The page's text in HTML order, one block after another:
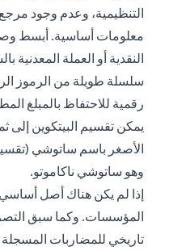
التنظيمية، وعدم وجود
معلومات أساسية. أبسط وصف
النقدية أو العملة
سلسلة طويلة من الرموز
رقمية للاحتفاظ بالمبلغ
الأصغر باسم ساتوشي
وهو ساتوشي ناكاموتو.
إذا لم يكن هناك أصل أساسي
المؤسسات. وكما سبق
تاريخي للمضاربات